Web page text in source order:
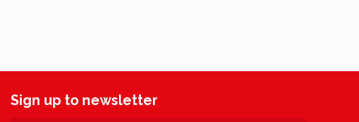
Sign up to newsletter